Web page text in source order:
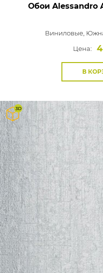
Обои Alessandro
Виниловые,
Цена:
В